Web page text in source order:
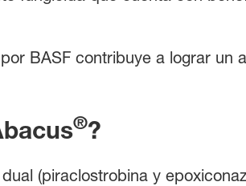
BASF contribuye a lograr
®?
(piraclostrobina y